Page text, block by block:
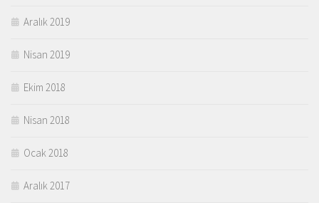
Aralık 2019
Nisan 2019
Ekim 2018
Nisan 2018
Ocak 2018
Aralık 2017